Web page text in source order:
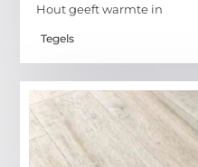
Hout geeft warmte in
Tegels